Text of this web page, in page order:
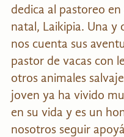
dedica al pastoreo
natal, Laikipia. Una y
nos cuenta sus
pastor de vacas con
otros animales
joven ya ha vivido
en su vida y es un
nosotros seguir